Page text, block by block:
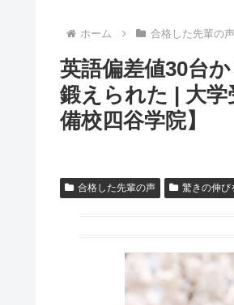
ホーム 合格した先輩の声
英語偏差値30台
鍛えられた | 大
備校四谷学院】
合格した先輩の声 驚きの伸び